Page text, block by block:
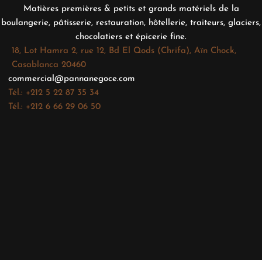
Matières premières & petits et grands matériels de la
boulangerie, pâtisserie, restauration, hôtellerie, traiteurs, glaciers,
chocolatiers et épicerie fine.
18, Lot Hamra 2, rue 12, Bd El Qods (Chrifa), Aïn Chock,
Casablanca 20460
commercial@pannanegoce.com
Tél.: +212 5 22 87 35 34
Tél.: +212 6 66 29 06 50